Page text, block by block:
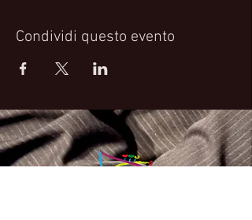
Condividi questo evento